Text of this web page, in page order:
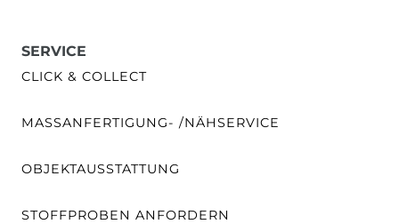
SERVICE
CLICK & COLLECT
MASSANFERTIGUNG- /NÄHSERVICE
OBJEKTAUSSTATTUNG
STOFFPROBEN ANFORDERN